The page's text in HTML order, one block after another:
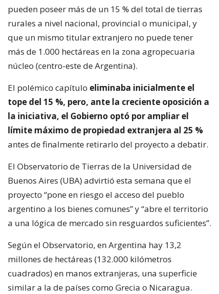
pueden poseer más de un 15 % del total de tierras
rurales a nivel nacional, provincial o municipal, y
que un mismo titular extranjero no puede tener
más de 1.000 hectáreas en la zona agropecuaria
núcleo (centro-este de Argentina).
El polémico capítulo eliminaba inicialmente el
tope del 15 %, pero, ante la creciente oposición a
la iniciativa, el Gobierno optó por ampliar el
límite máximo de propiedad extranjera al 25 %
antes de finalmente retirarlo del proyecto a debatir.
El Observatorio de Tierras de la Universidad de
Buenos Aires (UBA) advirtió esta semana que el
proyecto “pone en riesgo el acceso del pueblo
argentino a los bienes comunes” y “abre el territorio
a una lógica de mercado sin resguardos suficientes”.
Según el Observatorio, en Argentina hay 13,2
millones de hectáreas (132.000 kilómetros
cuadrados) en manos extranjeras, una superficie
similar a la de países como Grecia o Nicaragua.